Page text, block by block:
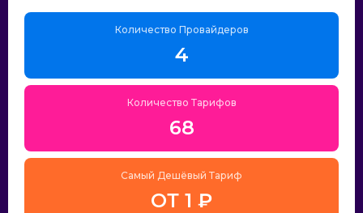
Количество Провайдеров
4
Количество Тарифов
68
Самый Дешёвый Тариф
ОТ 1 ₽